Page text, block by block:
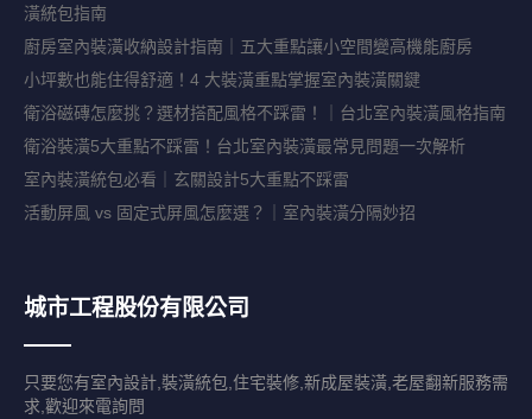
潢統包指南
廚房室內裝潢收納設計指南｜五大重點讓小空間變高機能廚房
小坪數也能住得舒適！4 大裝潢重點掌握室內裝潢關鍵
衛浴磁磚怎麼挑？選材搭配風格不踩雷！｜台北室內裝潢風格指南
衛浴裝潢5大重點不踩雷！台北室內裝潢最常見問題一次解析
室內裝潢統包必看｜玄關設計5大重點不踩雷
活動屏風 vs 固定式屏風怎麼選？｜室內裝潢分隔妙招
城市工程股份有限公司
只要您有室內設計,裝潢統包,住宅裝修,新成屋裝潢,老屋翻新服務需
求,歡迎來電詢問